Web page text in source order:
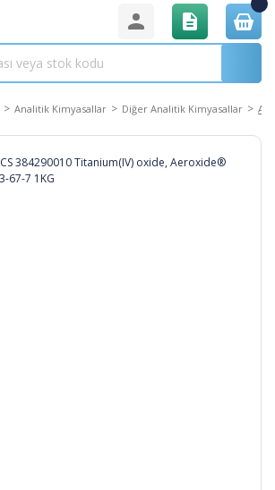
Analitik Kimyasallar Diğer Analitik Kimyasallar